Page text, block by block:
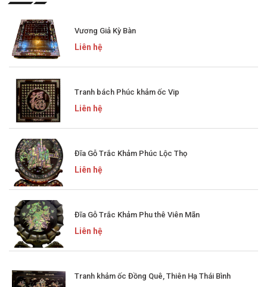
Vương Giả Kỳ Bàn
Liên hệ
Tranh bách Phúc khảm ốc Vip
Liên hệ
Đĩa Gỗ Trắc Khảm Phúc Lộc Thọ
Liên hệ
Đĩa Gỗ Trắc Khảm Phu thê Viên Mãn
Liên hệ
Tranh khảm ốc Đồng Quê, Thiên Hạ Thái Bình